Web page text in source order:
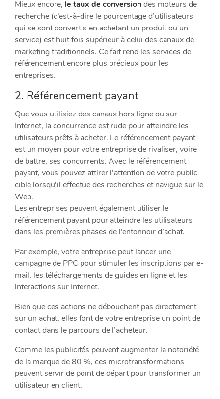
Mieux encore, le taux de conversiondes moteurs de
recherche (c’est-à-dire le pourcentage d’utilisateurs
qui se sont convertis en achetant un produit ou un
service) est huit fois supérieur à celui des canaux de
marketing traditionnels. Ce fait rend les services de
référencement encore plus précieux pour les
entreprises.
2. Référencement payant
Que vous utilisiez des canaux hors ligne ou sur
Internet, la concurrence est rude pour atteindre les
utilisateurs prêts à acheter. Le référencement payant
est un moyen pour votre entreprise de rivaliser, voire
de battre, ses concurrents. Avec le référencement
payant, vous pouvez attirer l’attention de votre public
cible lorsqu’il effectue des recherches et navigue sur le
Web.
Les entreprises peuvent également utiliser le
référencement payant pour atteindre les utilisateurs
dans les premières phases de l’entonnoir d’achat.
Par exemple, votre entreprise peut lancer une
campagne de PPC pour stimuler les inscriptions par e-
mail, les téléchargements de guides en ligne et les
interactions sur Internet.
Bien que ces actions ne débouchent pas directement
sur un achat, elles font de votre entreprise un point de
contact dans le parcours de l’acheteur.
Comme les publicités peuvent augmenter la notoriété
de la marque de 80 %, ces microtransformations
peuvent servir de point de départ pour transformer un
utilisateur en client.